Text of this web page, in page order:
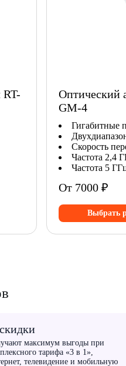
Оптический
GM-4
Гигабитные
Скорость
Частота 2,4
Частота 5
От 7000 ₽
Выбрать
максимум выгоды при
тарифа «3 в 1»,
телевидение и мобильную